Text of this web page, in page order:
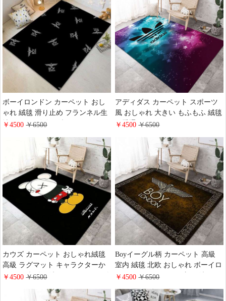
ボーイロンドン カーペット おし
ゃれ 絨毯 滑り止め フランネル生
地 BOY ロゴ付き 洗える ラグ マ
オールシーズン ラグカーペット
￥4500￥6500
アディダス カーペット スポーツ
風 おしゃれ 大きい もふもふ 絨毯
四季通用 Adidas ラグマット フラ
る ブランド ラグ カーペットイン
テリア 人気
￥4500￥6500
カウズ カーペット おしゃれ絨毯
高級 ラグマット キャラクターか
わいい 防ダニ 洗える KAWS モダ
オールシーズン リビングルーム
￥4500￥6500
Boyイーグル柄 カーペット 高級
室内 絨毯 北欧 おしゃれ ボーイロ
ンドン ラグマット 長方形 洗える
防臭 ブランド インテリア 人気
￥4500￥6500